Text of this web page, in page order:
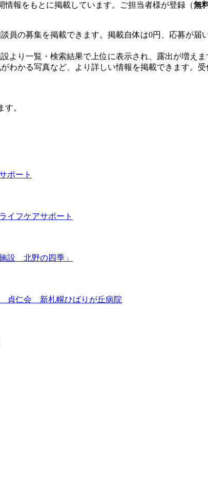
報をもとに掲載しています。ご担当者様が登録（無
談員の募集を掲載できます。掲載自体は0円、応募が
より一覧・検索結果で上位に表示され、露出が増えま
わかる写真など、より詳しい情報を掲載できます。
。
ポート
イフケアサポート
設 北野の四季」
貞仁会 新札幌ひばりが丘病院